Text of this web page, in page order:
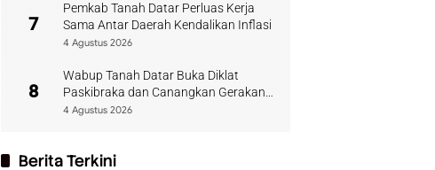
7
Pemkab Tanah Datar Perluas Kerja
Sama Antar Daerah Kendalikan Inflasi
4 Agustus 2026
8
Wabup Tanah Datar Buka Diklat
Paskibraka dan Canangkan Gerakan
Bendera
4 Agustus 2026
Berita Terkini